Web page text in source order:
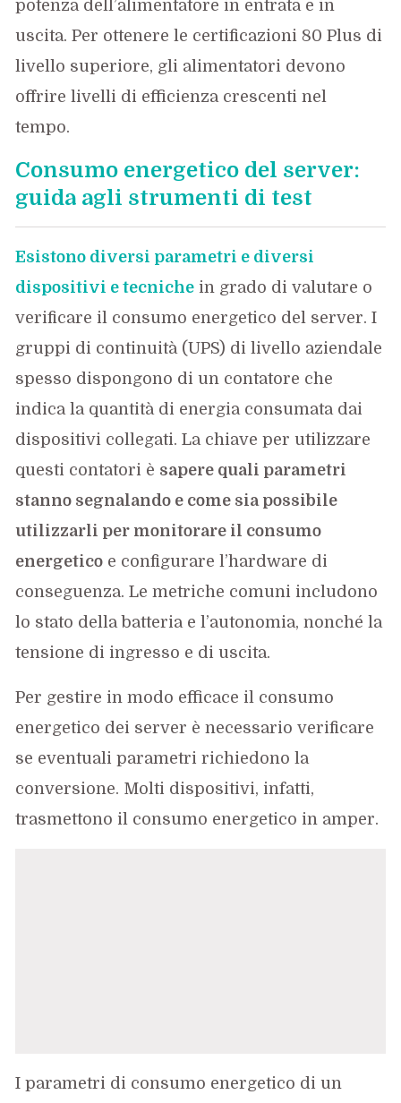
potenza dell’alimentatore in entrata e in
uscita. Per ottenere le certificazioni 80 Plus di
livello superiore, gli alimentatori devono
offrire livelli di efficienza crescenti nel
tempo.
Consumo energetico del server:
guida agli strumenti di test
Esistono diversi parametri e diversi
dispositivi e tecniche in grado di valutare o
verificare il consumo energetico del server. I
gruppi di continuità (UPS) di livello aziendale
spesso dispongono di un contatore che
indica la quantità di energia consumata dai
dispositivi collegati. La chiave per utilizzare
questi contatori è sapere quali parametri
stanno segnalando e come sia possibile
utilizzarli per monitorare il consumo
energetico e configurare l’hardware di
conseguenza. Le metriche comuni includono
lo stato della batteria e l’autonomia, nonché la
tensione di ingresso e di uscita.
Per gestire in modo efficace il consumo
energetico dei server è necessario verificare
se eventuali parametri richiedono la
conversione. Molti dispositivi, infatti,
trasmettono il consumo energetico in amper.
I parametri di consumo energetico di un